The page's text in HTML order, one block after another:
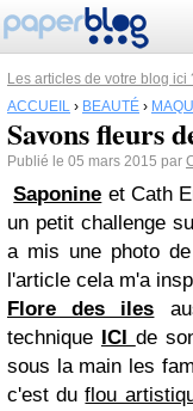
Les articles de votre blog ici
ACCUEIL › BEAUTÉ ›
Savons fleurs
Publié le 05 mars 2015 par
Saponine et Cath
un petit challenge
a mis une photo
l'article cela m'a
Flore des iles
technique ICI de
sous la main les
c'est duflou